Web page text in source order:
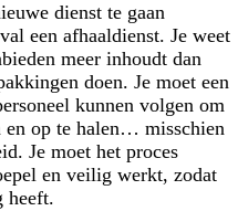
dienst te gaan
een afhaaldienst. Je weet
meer inhoudt dan
doen. Je moet een
kunnen volgen om
en op te halen… misschien
Je moet het proces
en veilig werkt, zodat
heeft.